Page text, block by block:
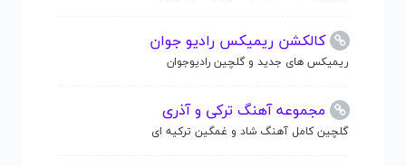
کالکشن ریمیکس رادیو جوان
ریمیکس های جدید و گلچین رادیوجوان
مجموعه آهنگ ترکی و آذری
گلچین کامل آهنگ شاد و غمگین ترکیه ای